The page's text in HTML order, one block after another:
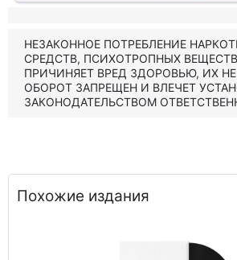
НЕЗАКОННОЕ ПОТРЕБЛЕНИЕ
СРЕДСТВ, ПСИХОТРОПНЫХ
ПРИЧИНЯЕТ ВРЕД ЗДОРОВЬЮ, ИХ
ОБОРОТ ЗАПРЕЩЕН И ВЛЕЧЕТ
ЗАКОНОДАТЕЛЬСТВОМ
Похожие издания